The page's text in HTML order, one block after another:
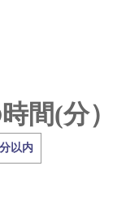
間(分）
以内